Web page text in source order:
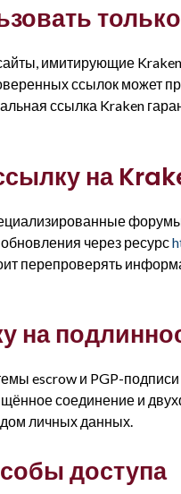
имитирующие
ссылок может
ссылка Kraken
на
через ресурс
перепроверять
на
escrow и PGP-
соединение и
личных данных.
доступа